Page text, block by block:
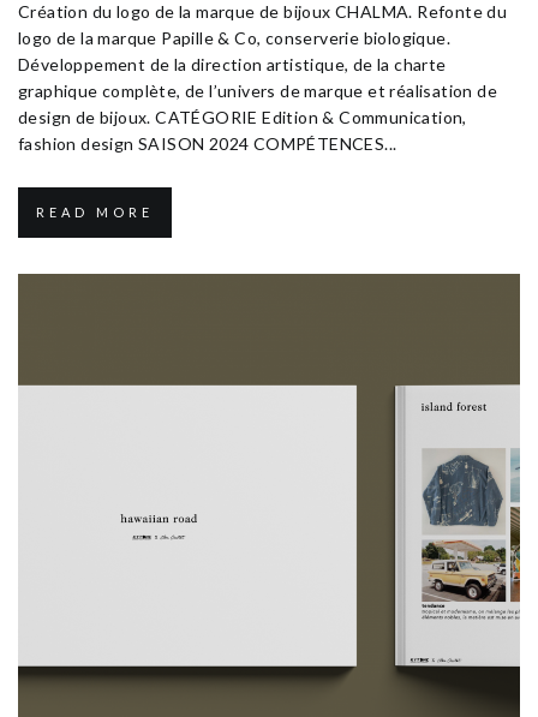
Création du logo de la marque de bijoux CHALMA. Refonte du
logo de la marque Papille & Co, conserverie biologique.
Développement de la direction artistique, de la charte
graphique complète, de l’univers de marque et réalisation de
design de bijoux. CATÉGORIE Edition & Communication,
fashion design SAISON 2024 COMPÉTENCES...
READ MORE